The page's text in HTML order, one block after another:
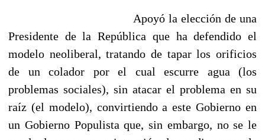
Apoyó la elección de una
Presidente de la República que ha defendido el
modelo neoliberal, tratando de tapar los orificios
de un colador por el cual escurre agua (los
problemas sociales), sin atacar el problema en su
raíz (el modelo), convirtiendo a este Gobierno en
un Gobierno Populista que, sin embargo, no se le